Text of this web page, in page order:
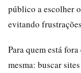
público a escolher
evitando
Para quem está
mesma: buscar